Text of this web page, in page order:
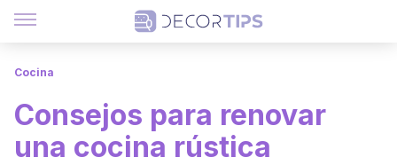
Cocina
Consejos para renovar
una cocina rústica